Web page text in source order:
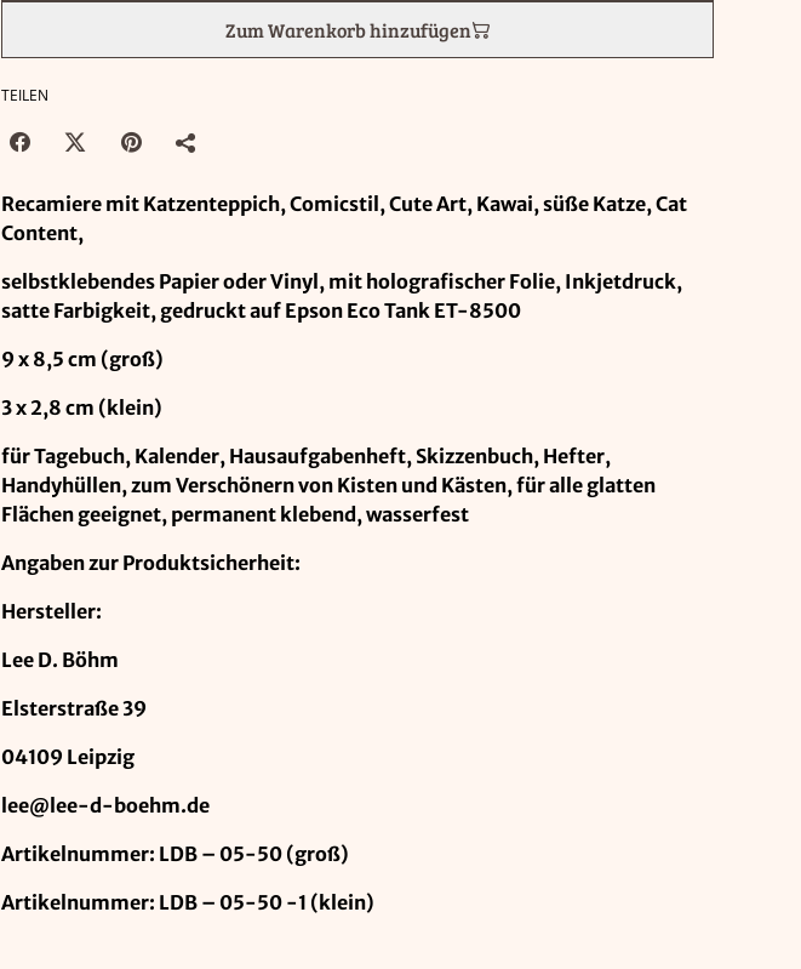
Zum Warenkorb hinzufügen
TEILEN
Recamiere mit Katzenteppich, Comicstil, Cute Art, Kawai, süße Katze, Cat
Content,
selbstklebendes Papier oder Vinyl, mit holografischer Folie, Inkjetdruck,
satte Farbigkeit, gedruckt auf Epson Eco Tank ET-8500
9 x 8,5 cm (groß)
3 x 2,8 cm (klein)
für Tagebuch, Kalender, Hausaufgabenheft, Skizzenbuch, Hefter,
Handyhüllen, zum Verschönern von Kisten und Kästen, für alle glatten
Flächen geeignet, permanent klebend, wasserfest
Angaben zur Produktsicherheit:
Hersteller:
Lee D. Böhm
Elsterstraße 39
04109 Leipzig
lee@lee-d-boehm.de
Artikelnummer: LDB – 05-50 (groß)
Artikelnummer: LDB – 05-50 -1 (klein)